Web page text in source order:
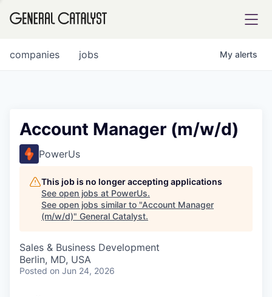
FUND
INSTITUTE
COMPANY
Content
jobs
companies My alerts
Account Manager (m/w/d)
PowerUs
This job is no longer accepting applications
See open jobs at PowerUs.
See open jobs similar to "Account Manager
(m/w/d)" General Catalyst.
Sales & Business Development
Berlin, MD, USA
Posted on Jun 24, 2026